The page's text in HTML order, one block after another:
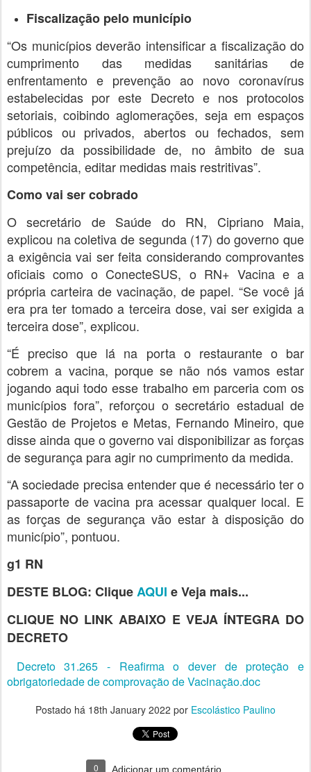
Fiscalização pelo município
“Os municípios deverão intensificar a fiscalização do
cumprimento das medidas sanitárias de
enfrentamento e prevenção ao novo coronavírus
estabelecidas por este Decreto e nos protocolos
setoriais, coibindo aglomerações, seja em espaços
públicos ou privados, abertos ou fechados, sem
prejuízo da possibilidade de, no âmbito de sua
competência, editar medidas mais restritivas”.
Como vai ser cobrado
O secretário de Saúde do RN, Cipriano Maia,
explicou na coletiva de segunda (17) do governo que
a exigência vai ser feita considerando comprovantes
oficiais como o ConecteSUS, o RN+ Vacina e a
própria carteira de vacinação, de papel. “Se você já
era pra ter tomado a terceira dose, vai ser exigida a
terceira dose”, explicou.
“É preciso que lá na porta o restaurante o bar
cobrem a vacina, porque se não nós vamos estar
jogando aqui todo esse trabalho em parceria com os
municípios fora”, reforçou o secretário estadual de
Gestão de Projetos e Metas, Fernando Mineiro, que
disse ainda que o governo vai disponibilizar as forças
de segurança para agir no cumprimento da medida.
“A sociedade precisa entender que é necessário ter o
passaporte de vacina pra acessar qualquer local. E
as forças de segurança vão estar à disposição do
município”, pontuou.
g1 RN
DESTE BLOG: CliqueAQUI e Veja mais...
CLIQUE NO LINK ABAIXO E VEJA ÍNTEGRA DO
DECRETO
Decreto 31.265 - Reafirma o dever de proteção e
obrigatoriedade de comprovação de Vacinação.doc
Postado há 18th January 2022 por Escolástico Paulino
0 Adicionar um comentário